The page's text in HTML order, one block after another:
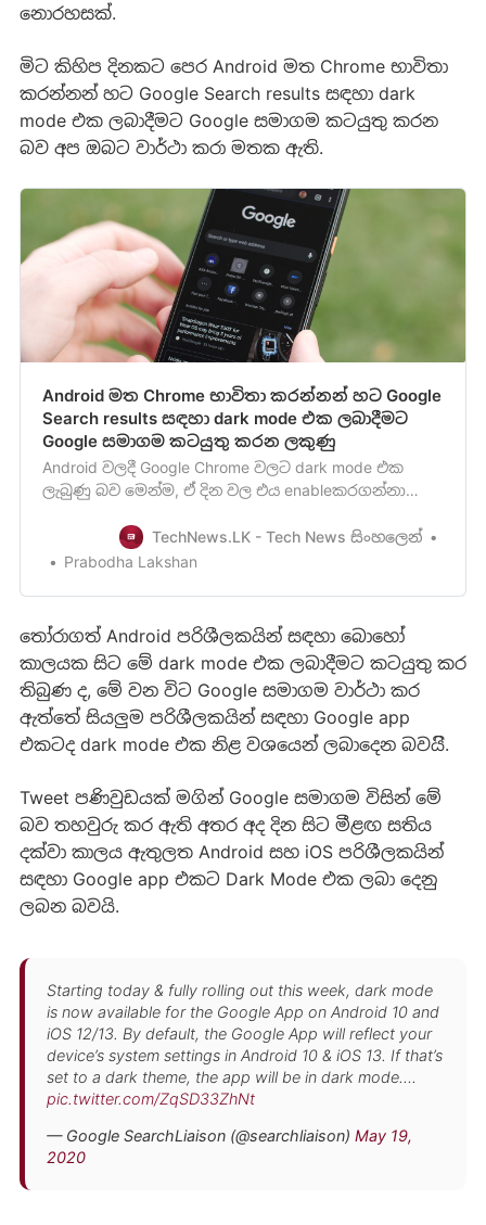
නොරහසක්.
මිට කිහිප දිනකට පෙර Android මත Chrome භාවිතා
කරන්නන් හට Google Search results සඳහා dark
mode එක ලබාදීමට Google සමාගම කටයුතු කරන
බව අප ඔබට වාර්ථා කරා මතක ඇති.
Android මත Chrome භාවිතා කරන්නන් හට Google
Search results සඳහා dark mode එක ලබාදීමට
Google සමාගම කටයුතු කරන ලකුණු
Android වලදී Google Chrome වලට dark mode එක
ලැබුණු බව මෙන්ම, ඒ දින වල එය enableකරගන්නා
මතක ඇති. Android වලදී Google Chrome Browser එකේ
Dark Mode එක Enable කරගන්නා ආකාරය
TechNews.LK - Tech News සිංහලෙන්
Prabodha Lakshan
තෝරාගත් Android පරිශීලකයින් සඳහා බොහෝ
කාලයක සිට ‍මේ dark mode එක ලබාදීමට කටයුතු කර
තිබුණ ද, මේ වන විට Google සමාගම වාර්ථා කර
ඇත්තේ සියලුම පරිශීලකයින් සඳහා Google app
එකටද dark mode එක නිළ වශයෙන් ලබාදෙන බවයිි.
Tweet පණිවුඩයක් මගින් Google සමාගම විසින් මේ
බව තහවුරු කර ඇති අතර අද දින සිට මීළඟ සතිය
දක්වා කාලය ඇතුලත Android සහ iOS පරිශීලකයින්
සඳහා Google app එකට Dark Mode එක ලබා දෙනු
ලබන බවයි.
Starting today & fully rolling out this week, dark mode
is now available for the Google App on Android 10 and
iOS 12/13. By default, the Google App will reflect your
device’s system settings in Android 10 & iOS 13. If that’s
set to a dark theme, the app will be in dark mode….
pic.twitter.com/ZqSD33ZhNt
— Google SearchLiaison (@searchliaison) May 19,
2020